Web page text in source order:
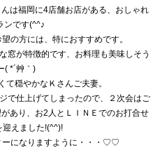
は福岡に4店舗お店がある、おしゃれ
ンです(^^♪
の方には、特におすすめです。
窓が特徴的です、 お料理も美味しそう
( *´艸｀)
穏やかなＫさんご夫妻。
で仕上げてしまったので、
２次会はご
あり、
お2人とＬＩＮＥでのお打合せ
迎えました!(^^)!
ーになりますように・・・♡♡